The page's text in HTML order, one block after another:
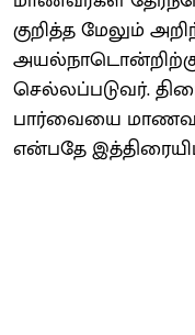
குறித்த மேலும்
அயல்நாடொன்றிற்கு
செல்லப்படுவர்.
பார்வையை
என்பதே